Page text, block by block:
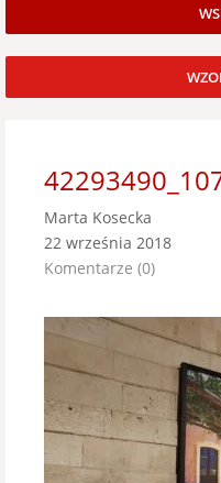
Marta Kosecka
22 września 2018
Komentarze (0)